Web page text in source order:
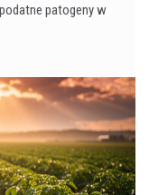
patogeny w